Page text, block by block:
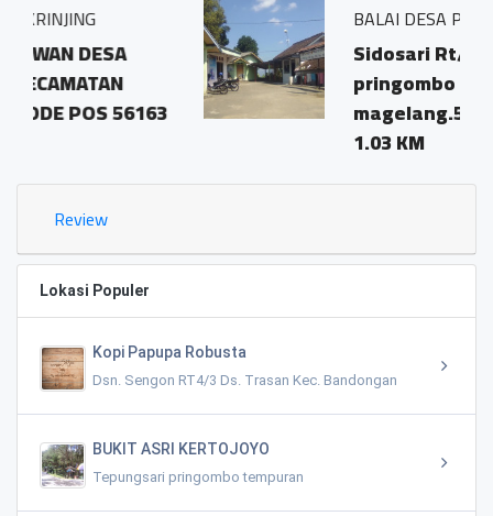
BALAI DESA PRINGOMBO
Sidosari Rt/Rw 01/01
pringombo tempuran
magelang.56161
Review
Lokasi Populer
Kopi Papupa Robusta
Dsn. Sengon RT4/3 Ds. Trasan Kec. Bandongan
BUKIT ASRI KERTOJOYO
Tepungsari pringombo tempuran